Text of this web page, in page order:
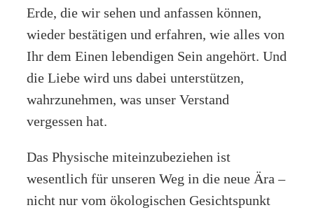
Erde, die wir sehen und anfassen können,
wieder bestätigen und erfahren, wie alles von
Ihr dem Einen lebendigen Sein angehört. Und
die Liebe wird uns dabei unterstützen,
wahrzunehmen, was unser Verstand
vergessen hat.
Das Physische miteinzubeziehen ist
wesentlich für unseren Weg in die neue Ära –
nicht nur vom ökologischen Gesichtspunkt